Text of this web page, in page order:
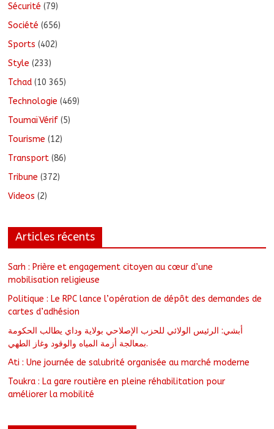
Sécurité (79)
Société (656)
Sports (402)
Style (233)
Tchad (10 365)
Technologie (469)
ToumaïVérif (5)
Tourisme (12)
Transport (86)
Tribune (372)
Videos (2)
Articles récents
Sarh : Prière et engagement citoyen au cœur d’une
mobilisation religieuse
Politique : Le RPC lance l’opération de dépôt des demandes de
cartes d’adhésion
أبشي: الرئيس الولائي للحزب الإصلاحي بولاية وداي يطالب الحكومة
بمعالجة أزمة المياه والوقود وغاز الطهي.
Ati : Une journée de salubrité organisée au marché moderne
Toukra : La gare routière en pleine réhabilitation pour
améliorer la mobilité